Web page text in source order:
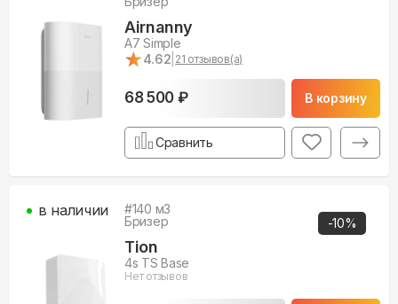
Airnanny
A7 Simple
★
★4.62 21 отзывов(а)
68 500 ₽ В корзину
Сравнить
-10%
#140 м3
Бризер
Tion
4s TS Base
Нет отзывов
в наличии